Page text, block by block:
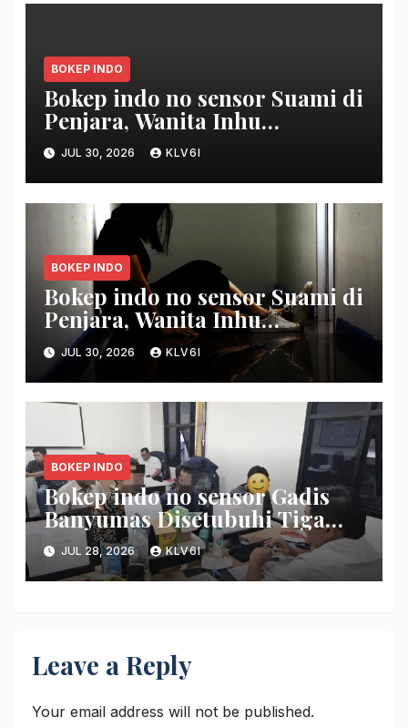
BOKEP INDO
Bokep indo no sensor Suami di
Penjara, Wanita Inhu
Disetubuhi Dukun berdua
Modus Nikah Batin
JUL 30, 2026 KLV6I
BOKEP INDO
Bokep indo no sensor Suami di
Penjara, Wanita Inhu
Disetubuhi Dukun
berbarengan Modus Nikah
Batin
JUL 30, 2026 KLV6I
BOKEP INDO
Bokep indo no sensor Gadis
Banyumas Disetubuhi Tiga
Pemuda ketika Pesta Miras di
Griya
JUL 28, 2026 KLV6I
Leave a Reply
Your email address will not be published.